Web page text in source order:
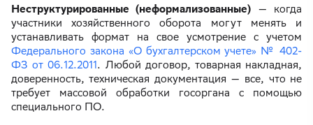
Неструктурированные (неформализованные) — когда
участники хозяйственного оборота могут менять и
устанавливать формат на свое усмотрение с учетом
Федерального закона «О бухгалтерском учете» № 402-
ФЗ от 06.12.2011. Любой договор, товарная накладная,
доверенность, техническая документация — все, что не
требует массовой обработки госоргана с помощью
специального ПО.